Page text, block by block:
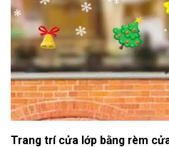
Trang trí cửa lớp bằng rèm